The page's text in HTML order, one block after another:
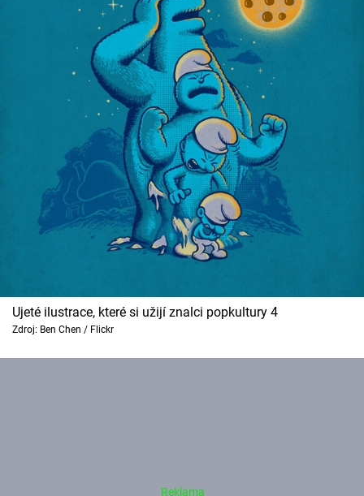
Ujeté ilustrace, které si užijí znalci popkultury 4
Zdroj: Ben Chen / Flickr